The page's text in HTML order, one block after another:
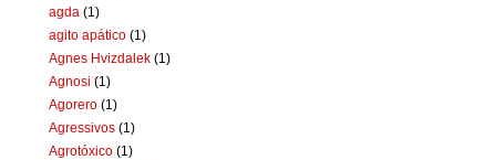
agda (1)
agito apático (1)
Agnes Hvizdalek (1)
Agnosi (1)
Agorero (1)
Agressivos (1)
Agrotóxico (1)